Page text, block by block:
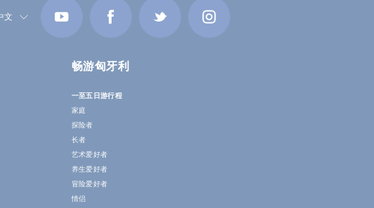
文
畅游匈牙利
一至五日游行程
家庭
探险者
长者
艺术爱好者
养生爱好者
冒险爱好者
情侣